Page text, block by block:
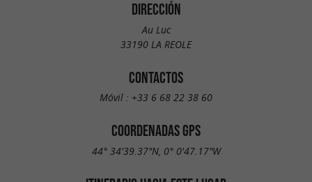
DIRECCIÓN
Au Luc
33190 LA REOLE
CONTACTOS
Móvil : +33 6 68 22 38 60
COORDENADAS GPS
44° 34'39.37"N, 0° 0'47.17"W